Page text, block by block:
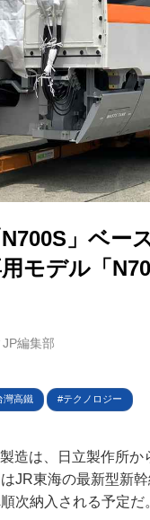
ド
ついて
て
」ベー
モデル「
編集部
灣高鐵 テクノロジー
造は、日立製作所
JR東海の最新型新
次納入される予定だ